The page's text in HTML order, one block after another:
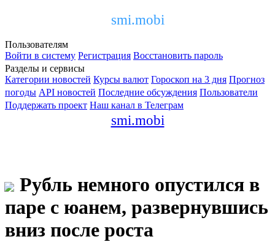
smi.mobi
Пользователям
Войти в систему Регистрация Восстановить пароль
Разделы и сервисы
Категории новостей Курсы валют Гороскоп на 3 дня Прогноз
погоды API новостей Последние обсуждения Пользователи
Поддержать проект Наш канал в Телеграм
smi.mobi
Рубль немного опустился в
паре с юанем, развернувшись
вниз после роста